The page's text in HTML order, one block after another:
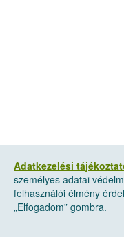
Adatkezelési
személyes adatai
felhasználói élmény
„Elfogadom” gombra.